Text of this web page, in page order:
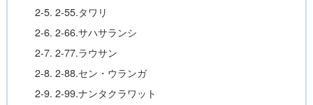
2-5. 2-55.タワリ
2-6. 2-66.サハサランシ
2-7. 2-77.ラウサン
2-8. 2-88.セン・ウランガ
2-9. 2-99.ナンタクラワット